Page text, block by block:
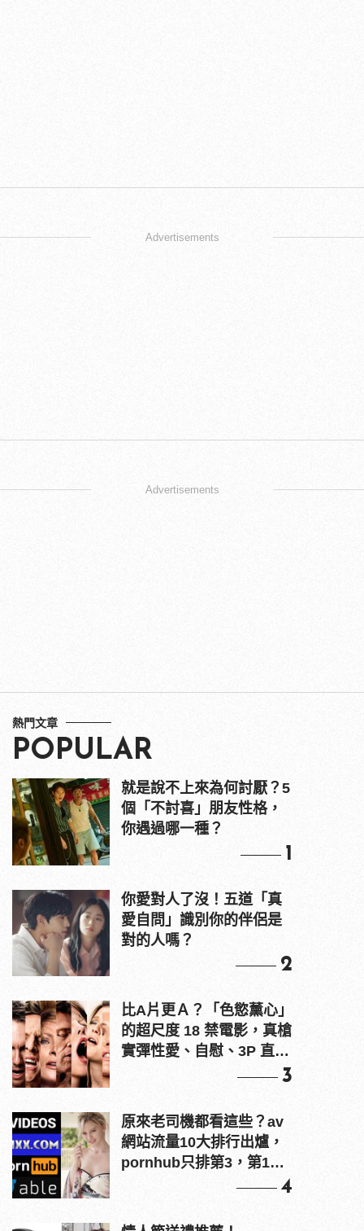
Advertisements
Advertisements
熱門文章
POPULAR
就是說不上來為何討厭？5
個「不討喜」朋友性格，
你遇過哪一種？
1
你愛對人了沒！五道「真
愛自問」識別你的伴侶是
對的人嗎？
2
比A片更Ａ？「色慾薰心」
的超尺度 18 禁電影，真槍
實彈性愛、自慰、3P 直接
3
原來老司機都看這些？av
網站流量10大排行出爐，
pornhub只排第3，第1名
4